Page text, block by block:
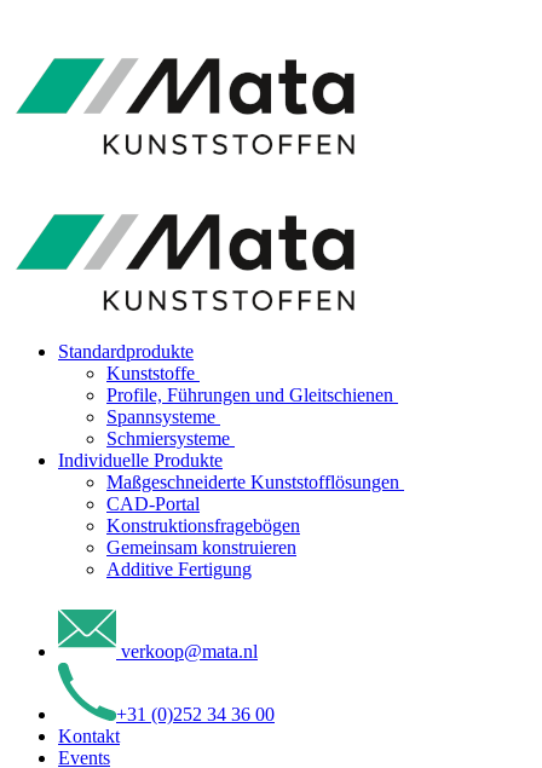
Standardprodukte
Kunststoffe
Profile, Führungen und Gleitschienen
Spannsysteme
Schmiersysteme
Individuelle Produkte
Maßgeschneiderte Kunststofflösungen
CAD-Portal
Konstruktionsfragebögen
Gemeinsam konstruieren
Additive Fertigung
verkoop@mata.nl
+31 (0)252 34 36 00
Kontakt
Events